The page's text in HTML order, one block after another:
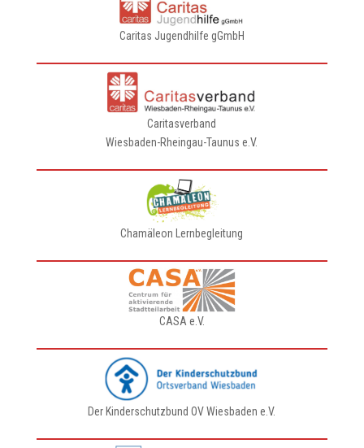
Caritas Jugendhilfe gGmbH
Caritasverband
Wiesbaden-Rheingau-Taunus e.V.
Chamäleon Lernbegleitung
CASA e.V.
Der Kinderschutzbund OV Wiesbaden e.V.